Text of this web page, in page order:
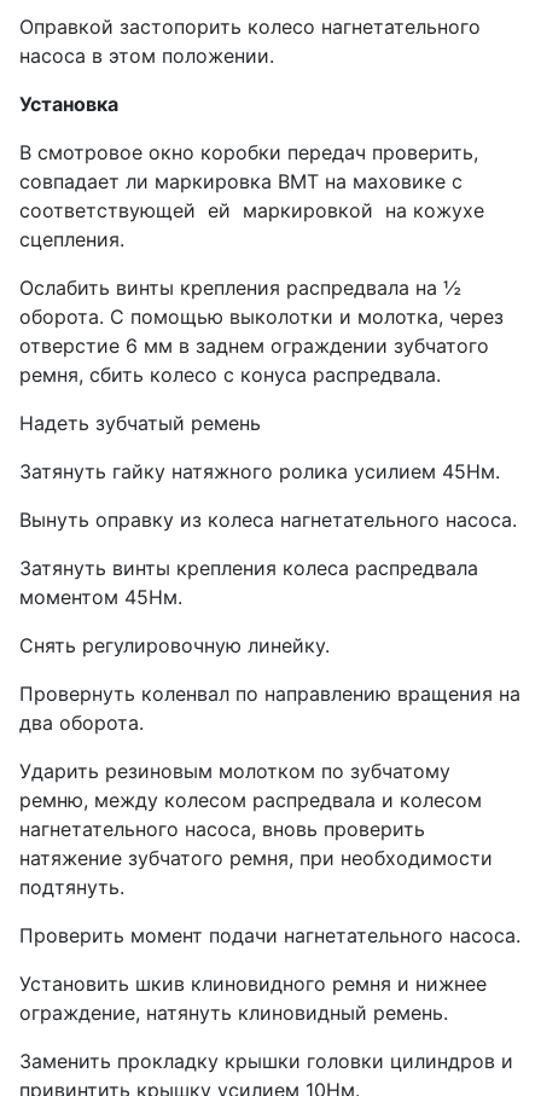
Оправкой застопорить колесо нагнетательного
насоса в этом положении.
Установка
В смотровое окно коробки передач проверить,
совпадает ли маркировка ВМТ на маховике с
соответствующей ей маркировкой на кожухе
сцепления.
Ослабить винты крепления распредвала на ½
оборота. С помощью выколотки и молотка, через
отверстие 6 мм в заднем ограждении зубчатого
ремня, сбить колесо с конуса распредвала.
Надеть зубчатый ремень
Затянуть гайку натяжного ролика усилием 45Нм.
Вынуть оправку из колеса нагнетательного на­соса.
Затянуть винты крепления колеса распредвала
моментом 45Нм.
Снять регулировочную линейку.
Провернуть коленвал по направлению вращения на
два оборота.
Ударить резиновым молотком по зубчатому
ремню, между колесом распредвала и колесом
нагнетательного насоса, вновь прове­рить
натяжение зубчатого ремня, при необхо­димости
подтянуть.
Проверить момент подачи нагнетательного насо­са.
Установить шкив клиновидного ремня и нижнее
ограждение, натянуть клиновидный ремень.
Заменить прокладку крышки головки цилиндров и
привинтить крышку усилием 10Нм.